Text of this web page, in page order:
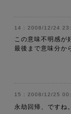
2008/12/24
この意味不明感が
最後まで意味分か
2008/12/25
永劫回帰、ですね。